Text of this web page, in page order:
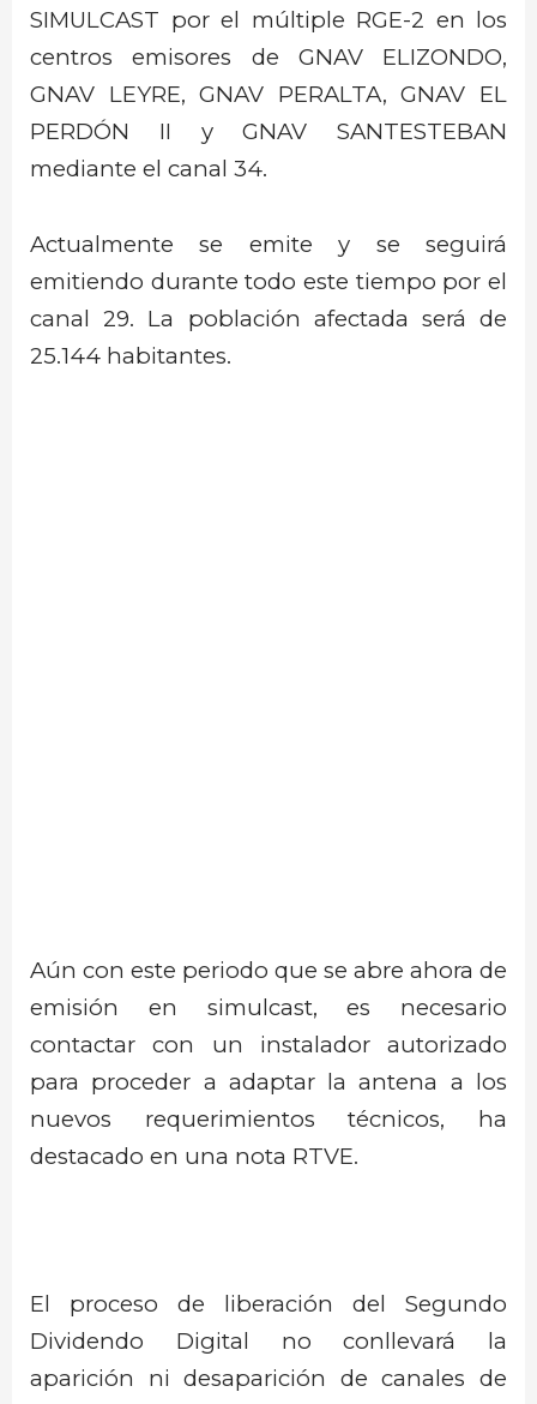
SIMULCAST por el múltiple RGE-2 en los
centros emisores de GNAV ELIZONDO,
GNAV LEYRE, GNAV PERALTA, GNAV EL
PERDÓN II y GNAV SANTESTEBAN
mediante el canal 34.
Actualmente se emite y se seguirá
emitiendo durante todo este tiempo por el
canal 29. La población afectada será de
25.144 habitantes.
Aún con este periodo que se abre ahora de
emisión en simulcast, es necesario
contactar con un instalador autorizado
para proceder a adaptar la antena a los
nuevos requerimientos técnicos, ha
destacado en una nota RTVE.
El proceso de liberación del Segundo
Dividendo Digital no conllevará la
aparición ni desaparición de canales de